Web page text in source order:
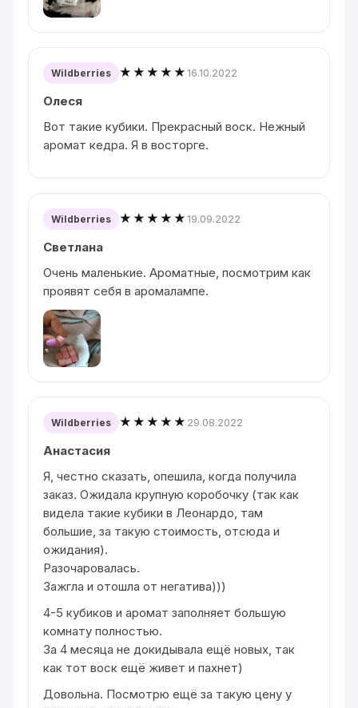
Wildberries ★★★★★16.10.2022
Олеся
Вот такие кубики. Прекрасный воск. Нежный
аромат кедра. Я в восторге.
Wildberries ★★★★★19.09.2022
Светлана
Очень маленькие. Ароматные, посмотрим как
проявят себя в аромалампе.
Wildberries ★★★★★ 29.08.2022
Анастасия
Я, честно сказать, опешила, когда получила
заказ. Ожидала крупную коробочку (так как
видела такие кубики в Леонардо, там
большие, за такую стоимость, отсюда и
ожидания).
Разочаровалась.
Зажгла и отошла от негатива)))
4-5 кубиков и аромат заполняет большую
комнату полностью.
За 4 месяца не докидывала ещё новых, так
как тот воск ещё живет и пахнет)
Довольна. Посмотрю ещё за такую цену у